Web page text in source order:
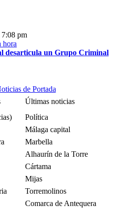
7:08 pm
desarticula un Grupo Criminal
de Portada
Últimas noticias
Política
Málaga capital
Marbella
Alhaurín de la Torre
Cártama
Mijas
Torremolinos
Comarca de Antequera